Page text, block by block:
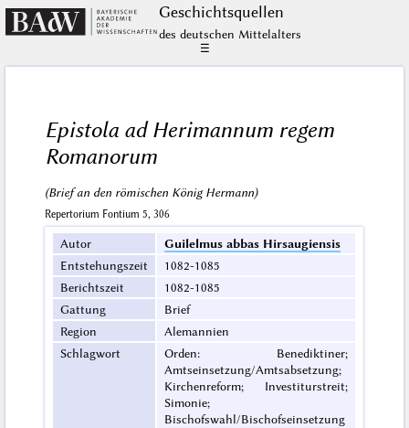
Geschichts­quellen
des deutschen Mittelalters
☰
Epistola ad Herimannum regem
Romanorum
(Brief an den römischen König Hermann)
Repertorium Fontium 5, 306
Autor
Guilelmus abbas Hirsaugiensis
Entstehungszeit
1082-1085
Berichtszeit
1082-1085
Gattung
Brief
Region
Alemannien
Schlagwort
Orden: Benediktiner;
Amtseinsetzung/Amtsabsetzung;
Kirchenreform; Investiturstreit;
Simonie;
Bischofswahl/Bischofseinsetzung